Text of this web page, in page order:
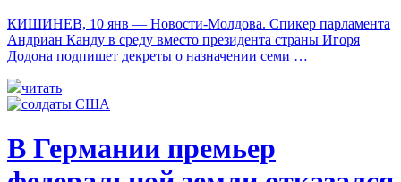
КИШИНЕВ, 10 янв — Новости-Молдова. Спикер парламента
Андриан Канду в среду вместо президента страны Игоря
Додона подпишет декреты о назначении семи …
читать
В Германии премьер